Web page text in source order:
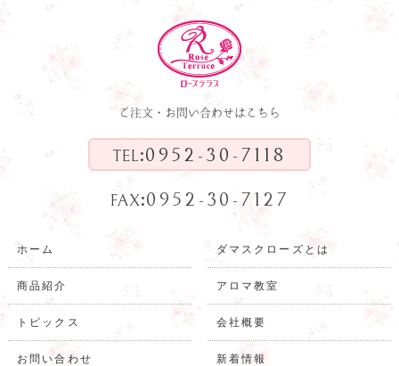
ご注文・お問い合わせはこちら
TEL:0952-30-7118
FAX:0952-30-7127
ホーム ダマスクローズとは
商品紹介 アロマ教室
トピックス 会社概要
お問い合わせ 新着情報